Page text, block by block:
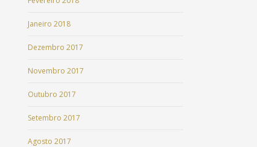
Janeiro 2018
Dezembro 2017
Novembro 2017
Outubro 2017
Setembro 2017
Agosto 2017